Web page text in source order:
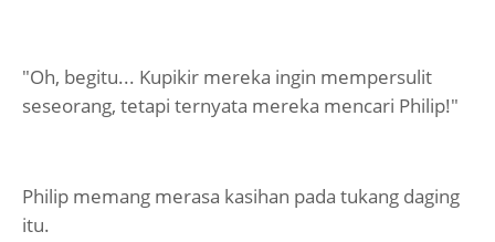
"Oh, begitu... Kupikir mereka ingin mempersulit
seseorang, tetapi ternyata mereka mencari Philip!"
Philip memang merasa kasihan pada tukang daging
itu.